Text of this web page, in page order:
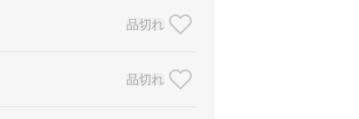
品切れ
品切れ